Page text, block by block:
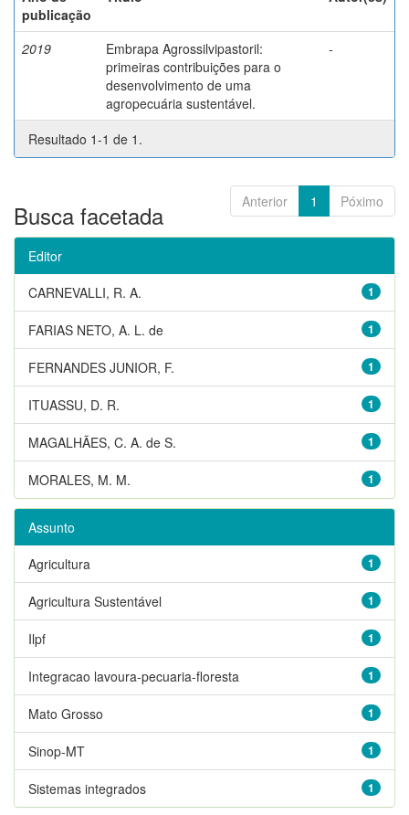
publicação
2019
Embrapa Agrossilvipastoril:
primeiras contribuições para o
desenvolvimento de uma
agropecuária sustentável.
-
Resultado 1-1 de 1.
Anterior 1 Póximo
Busca facetada
Editor
1
CARNEVALLI, R. A.
1
FARIAS NETO, A. L. de
1
FERNANDES JUNIOR, F.
1
ITUASSU, D. R.
1
MAGALHÃES, C. A. de S.
1
MORALES, M. M.
Assunto
1
Agricultura
1
Agricultura Sustentável
1
Ilpf
1
Integracao lavoura-pecuaria-floresta
1
Mato Grosso
1
Sinop-MT
1
Sistemas integrados